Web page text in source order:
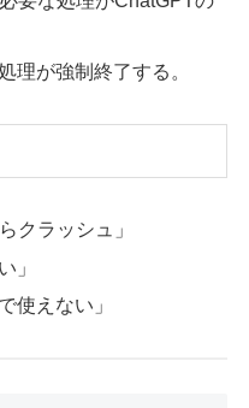
理が強制終了する。
クラッシュ」
」
使えない」